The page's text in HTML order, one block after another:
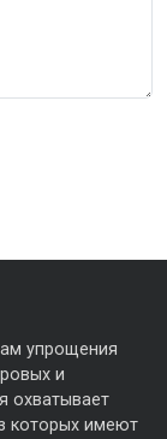
упрощения
и
охватывает
которых имеют